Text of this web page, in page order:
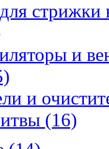
стрижки
и
и
(16)